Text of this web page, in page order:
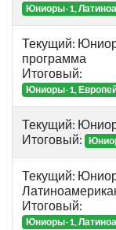
Юниоры-1,
Текущий:
программа
Итоговый:
Юниоры-1,
Текущий:
Итоговый:
Текущий:
Итоговый:
Юниоры-1,